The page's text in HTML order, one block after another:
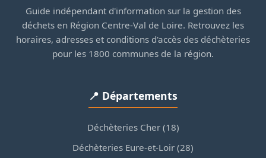
Guide indépendant d'information sur la gestion des
déchets en Région Centre-Val de Loire. Retrouvez les
horaires, adresses et conditions d'accès des déchèteries
pour les 1800 communes de la région.
📍 Départements
Déchèteries Cher (18)
Déchèteries Eure-et-Loir (28)